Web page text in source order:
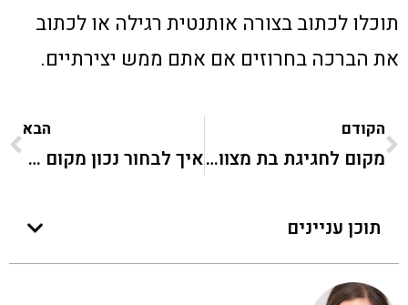
תוכלו לכתוב בצורה אותנטית רגילה או לכתוב
את הברכה בחרוזים אם אתם ממש יצירתיים.
הקודם
מקום לחגיגת בת מצווה עם ילדים
הבא
איך לבחור נכון מקום לבר המצווה של הילד?
תוכן עניינים